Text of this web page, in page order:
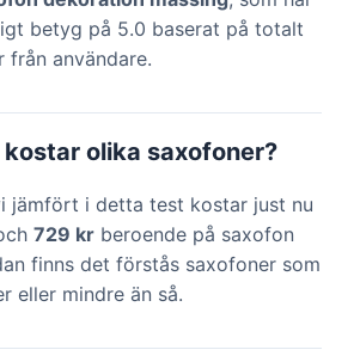
betyg på 5.0 baserat på totalt
från användare.
olika saxofoner?
jämfört i detta test kostar just nu
729 kr beroende på saxofon
finns det förstås saxofoner som
eller mindre än så.